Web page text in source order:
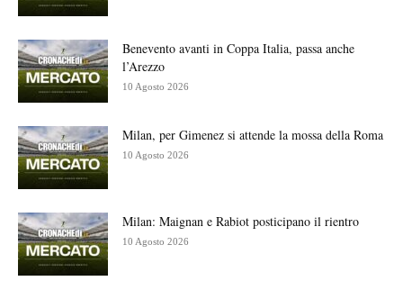
Benevento avanti in Coppa Italia, passa anche
l’Arezzo
10 Agosto 2026
Milan, per Gimenez si attende la mossa della Roma
10 Agosto 2026
Milan: Maignan e Rabiot posticipano il rientro
10 Agosto 2026